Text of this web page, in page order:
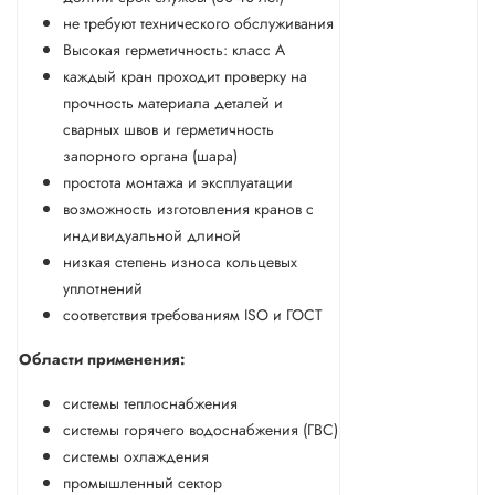
не требуют технического обслуживания
Высокая герметичность: класс А
каждый кран проходит проверку на
прочность материала деталей и
сварных швов и герметичность
запорного органа (шара)
простота монтажа и эксплуатации
возможность изготовления кранов с
индивидуальной длиной
низкая степень износа кольцевых
уплотнений
соответствия требованиям ISO и ГОСТ
Области применения:
системы теплоснабжения
системы горячего водоснабжения (ГВС)
системы охлаждения
промышленный сектор